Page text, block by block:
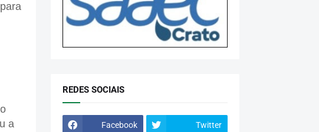
a
REDES SOCIAIS
Facebook Twitter